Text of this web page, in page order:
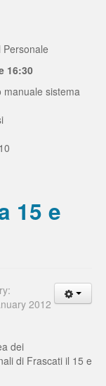
16:30
manuale sistema
15 e
2012
dei
di Frascati il 15 e